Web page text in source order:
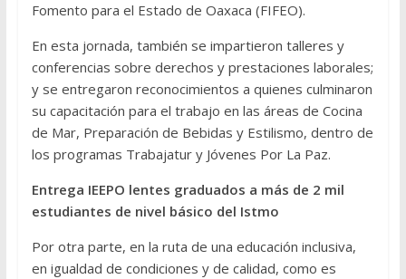
Fomento para el Estado de Oaxaca (FIFEO).
En esta jornada, también se impartieron talleres y
conferencias sobre derechos y prestaciones laborales;
y se entregaron reconocimientos a quienes culminaron
su capacitación para el trabajo en las áreas de Cocina
de Mar, Preparación de Bebidas y Estilismo, dentro de
los programas Trabajatur y Jóvenes Por La Paz.
Entrega IEEPO lentes graduados a más de 2 mil
estudiantes de nivel básico del Istmo
Por otra parte, en la ruta de una educación inclusiva,
en igualdad de condiciones y de calidad, como es